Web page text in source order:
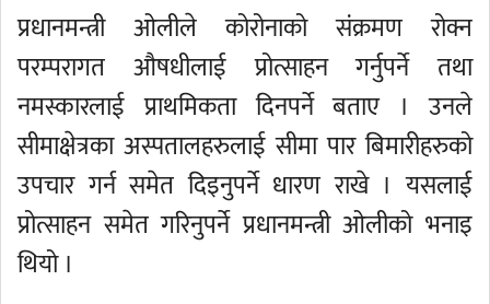
प्रधानमन्त्री ओलीले कोरोनाको संक्रमण रोक्न
परम्परागत औषधीलाई प्रोत्साहन गर्नुपर्ने तथा
नमस्कारलाई प्राथमिकता दिनपर्ने बताए । उनले
सीमाक्षेत्रका अस्पतालहरुलाई सीमा पार बिमारीहरुको
उपचार गर्न समेत दिइनुपर्ने धारण राखे । यसलाई
प्रोत्साहन समेत गरिनुपर्ने प्रधानमन्त्री ओलीको भनाइ
थियो ।